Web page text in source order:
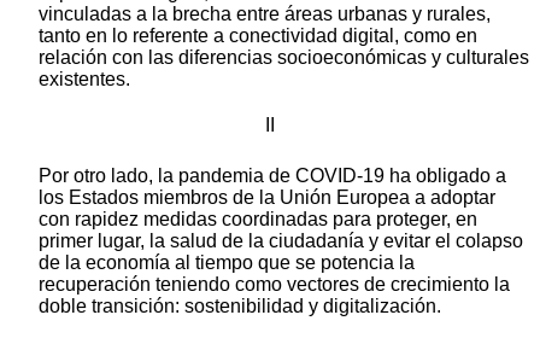
vinculadas a la brecha entre áreas urbanas y rurales,
tanto en lo referente a conectividad digital, como en
relación con las diferencias socioeconómicas y culturales
existentes.
Por otro lado, la pandemia de COVID-19 ha obligado a
los Estados miembros de la Unión Europea a adoptar
con rapidez medidas coordinadas para proteger, en
primer lugar, la salud de la ciudadanía y evitar el colapso
de la economía al tiempo que se potencia la
recuperación teniendo como vectores de crecimiento la
doble transición: sostenibilidad y digitalización.